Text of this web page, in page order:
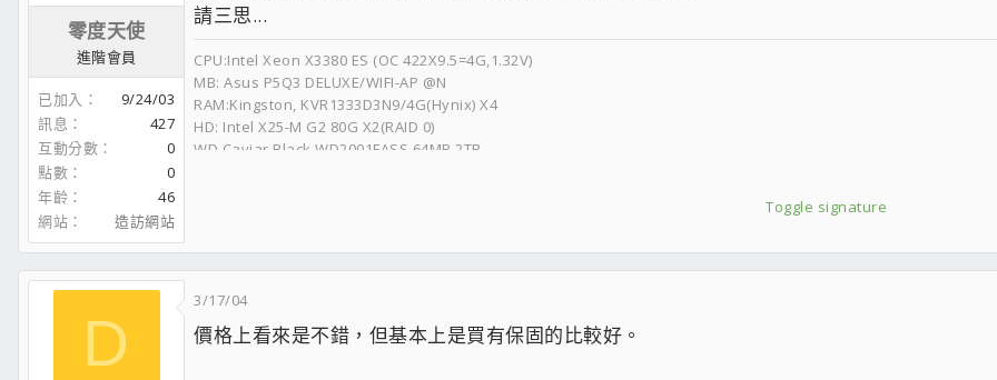
零度天使
進階會員
已加入
9/24/03
訊息
427
互動分數
0
點數
0
年齡
46
網站
造訪網站
請三思...
Toggle signature
CPU:Intel Xeon X3380 ES (OC 422X9.5=4G,1.32V)
MB: Asus P5Q3 DELUXE/WIFI-AP @N
RAM:Kingston, KVR1333D3N9/4G(Hynix) X4
HD: Intel X25-M G2 80G X2(RAID 0)
WD Caviar Black WD2001FASS 64MB 2TB
MONITOR: Dell UltraSharp U2711
D
3/17/04
價格上看來是不錯，但基本上是買有保固的比較好。